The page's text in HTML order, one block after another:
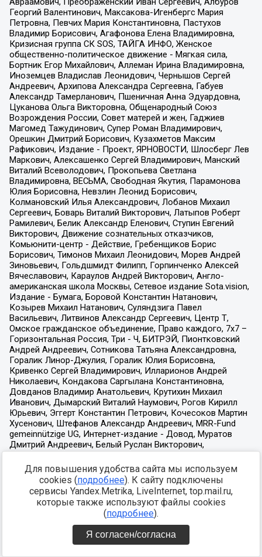
Для повышения удобства сайта мы используем
cookies (подробнее). К сайту подключены
сервисы Yandex.Metrika, LiveInternet, top.mail.ru,
которые также используют файлы cookies
(подробнее).
Я согласен/согласна